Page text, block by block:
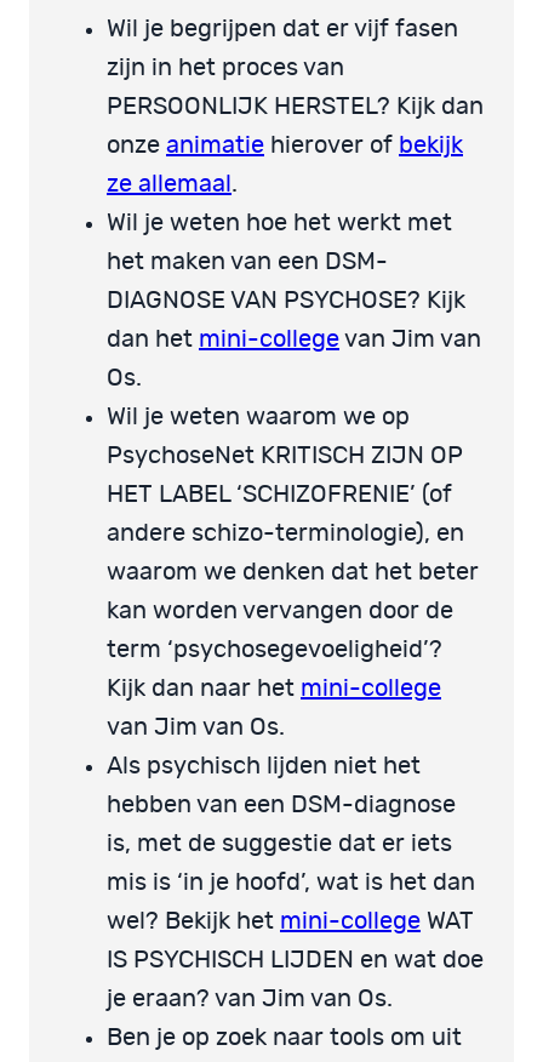
Wil je begrijpen dat er vijf fasen
zijn in het proces van
PERSOONLIJK HERSTEL? Kijk dan
onze animatie hierover of bekijk
ze allemaal .
Wil je weten hoe het werkt met
het maken van een DSM-
DIAGNOSE VAN PSYCHOSE? Kijk
dan het mini-college van Jim van
Os.
Wil je weten waarom we op
PsychoseNet KRITISCH ZIJN OP
HET LABEL ‘SCHIZOFRENIE’ (of
andere schizo-terminologie), en
waarom we denken dat het beter
kan worden vervangen door de
term ‘psychosegevoeligheid’?
Kijk dan naar het mini-college
van Jim van Os.
Als psychisch lijden niet het
hebben van een DSM-diagnose
is, met de suggestie dat er iets
mis is ‘in je hoofd’, wat is het dan
wel? Bekijk het mini-college WAT
IS PSYCHISCH LIJDEN en wat doe
je eraan? van Jim van Os.
Ben je op zoek naar tools om uit